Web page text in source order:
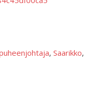
, Saarikko,